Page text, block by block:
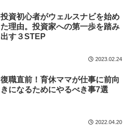
投資初心者がウェルスナビを始め
た理由。投資家への第一歩を踏み
出す３STEP
2023.02.24
復職直前！育休ママが仕事に前向
きになるためにやるべき事7選
2022.04.20